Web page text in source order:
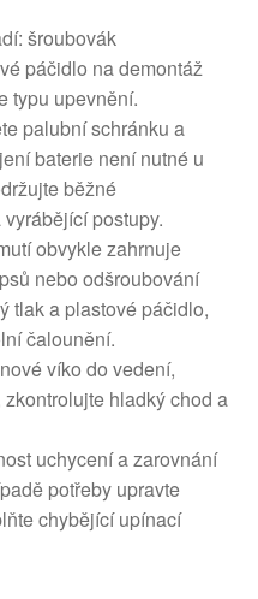
šroubovák
páčidlo na demontáž
typu upevnění.
palubní schránku a
baterie není nutné u
běžné
postupy.
obvykle zahrnuje
nebo odšroubování
tlak a plastové páčidlo,
čalounění.
víko do vedení,
hladký chod a
uchycení a zarovnání
potřeby upravte
chybějící upínací